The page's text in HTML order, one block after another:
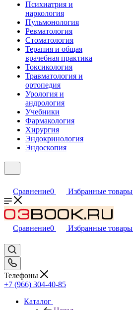
Психиатрия и
наркология
Пульмонология
Ревматология
Стоматология
Терапия и общая
врачебная практика
Токсикология
Травматология и
ортопедия
Урология и
андрология
Учебники
Фармакология
Хирургия
Эндокринология
Эндоскопия
Сравнение0 Избранные товары
Сравнение0 Избранные товары
Телефоны
+7 (966) 304-40-85
Каталог